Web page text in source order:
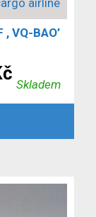
airline
VQ-BAO’
cena
Skladem